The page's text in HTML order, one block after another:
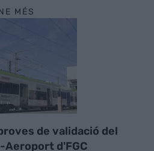
MÉS
de validació del
Aeroport d'FGC